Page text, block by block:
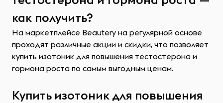
как получить?
На маркетплейсе Beautery на регулярной основе
проходят различные акции и скидки, что позволяет
купить изотоник для повышения тестостерона и
гормона роста по самым выгодным ценам.
Купить изотоник для повышения